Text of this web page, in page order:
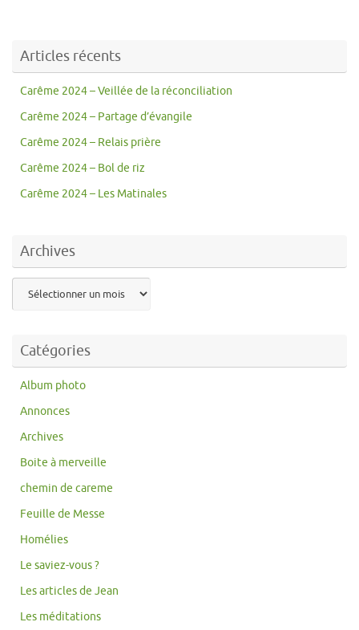
Articles récents
Carême 2024 – Veillée de la réconciliation
Carême 2024 – Partage d’évangile
Carême 2024 – Relais prière
Carême 2024 – Bol de riz
Carême 2024 – Les Matinales
Archives
Catégories
Album photo
Annonces
Archives
Boite à merveille
chemin de careme
Feuille de Messe
Homélies
Le saviez-vous ?
Les articles de Jean
Les méditations